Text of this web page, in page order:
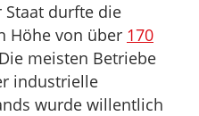
durfte die
Höhe von über 170
meisten Betriebe
industrielle
wurde willentlich